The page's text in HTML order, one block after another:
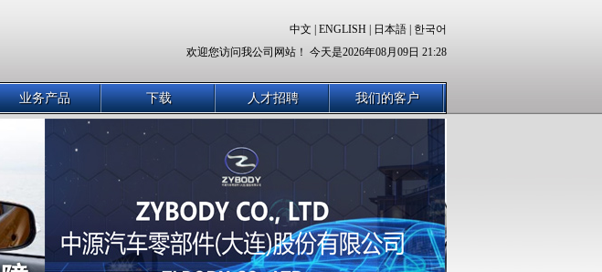
中文 ENGLISH 日本語
한국어
欢迎您访问我公司网站！ 今天是2026年08月09日 21:28
业务产品 下载 人才招聘 我们的客户